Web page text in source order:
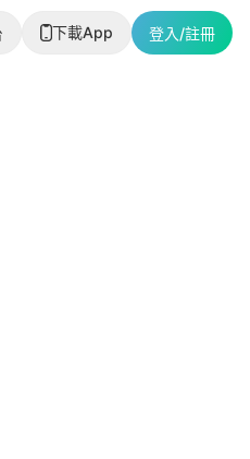
下載App 登入/註冊